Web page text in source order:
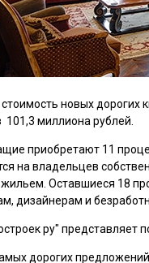
новых дорогих
101,3 миллиона рублей.
приобретают 11
на владельцев
Оставшиеся 18
дизайнерам и
ру" представляет
дорогих